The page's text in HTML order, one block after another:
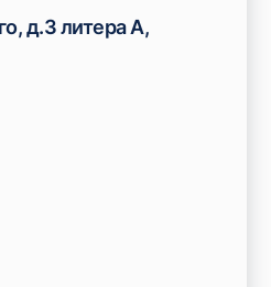
д.3 литера А,